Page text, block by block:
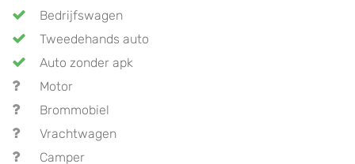
Bedrijfswagen
Tweedehands auto
Auto zonder apk
Motor
Brommobiel
Vrachtwagen
Camper